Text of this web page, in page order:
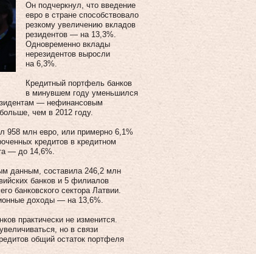
Он подчеркнул, что введение
евро в стране способствовало
резкому увеличению вкладов
резидентов — на 13,3%.
Одновременно вклады
нерезидентов выросли
на 6,3%.
Кредитный портфель банков
в минувшем году уменьшился
— нефинансовым
чем в 2012 году.
958 млн евро, или примерно 6,1%
кредитов в кредитном
— до 14,6%.
данным, составила 246,2 млн
банков и 5 филиалов
банковского сектора Латвии.
доходы — на 13,6%.
практически не изменится.
но в связи
общий остаток портфеля